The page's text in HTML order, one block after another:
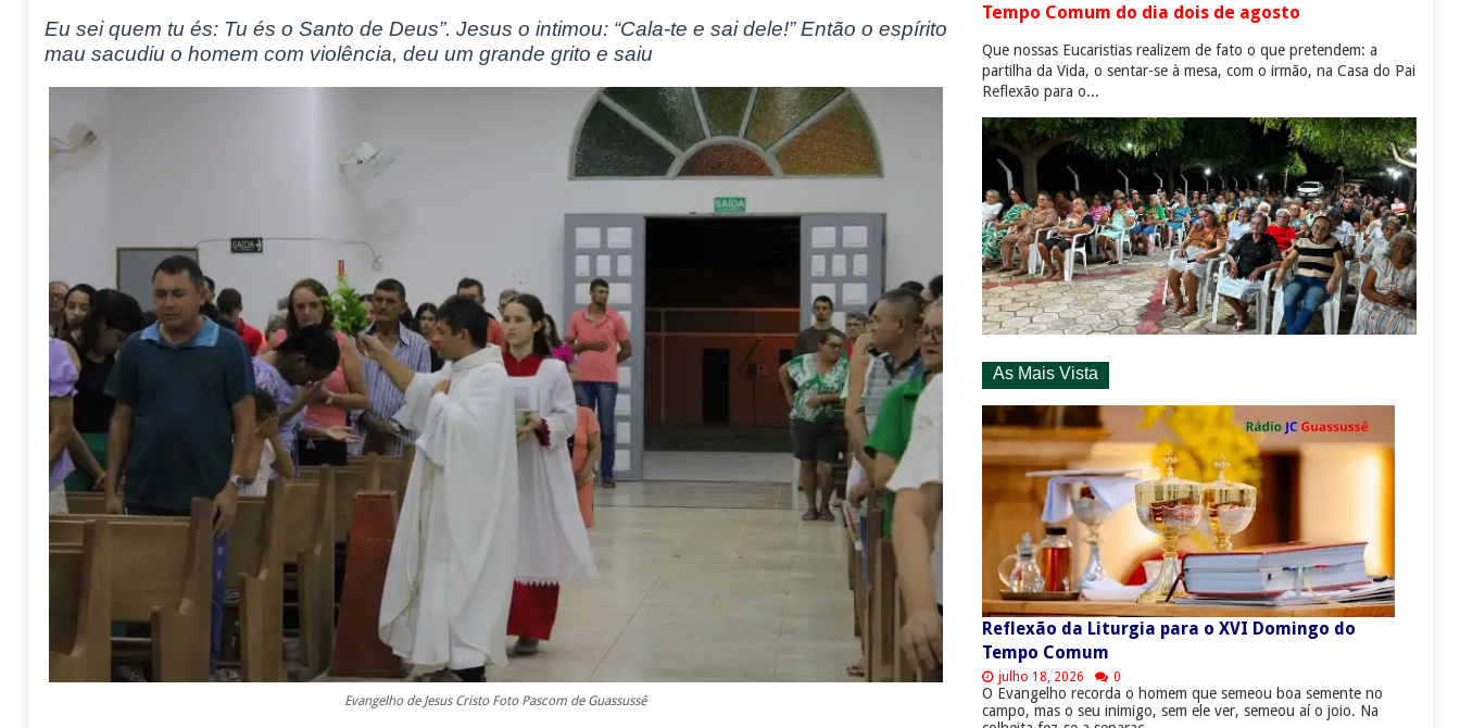
Eu seiquem tu és: Tu és o Santo de Deus”. Jesus o intimou: “Cala-te e sai dele!” Então o espírito
mau sacudiu o homem com violência, deu um grande grito e saiu
Evangelho de Jesus Cristo Foto Pascom de Guassussê
Tempo Comum do dia dois de agosto
Que nossas Eucaristias realizem de fato o que pretendem: a
partilha da Vida, o sentar-se à mesa, com o irmão, na Casa do Pai
Reflexão para o...
As Mais Vista
Reflexão da Liturgia para o XVI Domingo do
Tempo Comum
julho 18, 2026 0
O Evangelho recorda o homem que semeou boa semente no
campo, mas o seu inimigo, sem ele ver, semeou aí o joio. Na